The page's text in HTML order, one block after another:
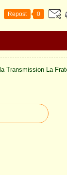
Repost 0
Transmission La